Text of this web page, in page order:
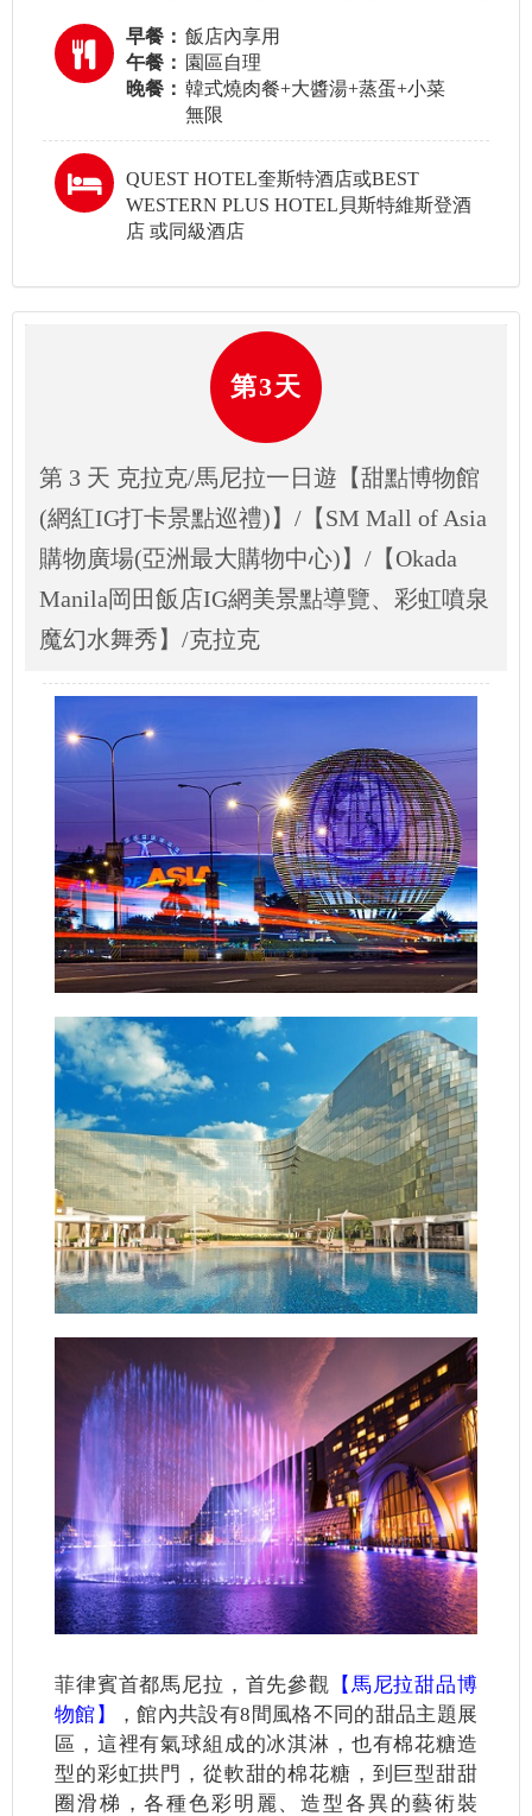
早餐： 飯店內享用
午餐： 園區自理
晚餐： 韓式燒肉餐+大醬湯+蒸蛋+小菜
無限
QUEST HOTEL奎斯特酒店或BEST
WESTERN PLUS HOTEL貝斯特維斯登酒
店 或同級酒店
第3天
第 3 天 克拉克/馬尼拉一日遊【甜點博物館
(網紅IG打卡景點巡禮)】/【SM Mall of Asia
購物廣場(亞洲最大購物中心)】/【Okada
Manila岡田飯店IG網美景點導覽、彩虹噴泉
魔幻水舞秀】/克拉克
菲律賓首都馬尼拉，首先參觀 【馬尼拉甜品博
物館】
，館內共設有8間風格不同的甜品主題展
區，這裡有氣球組成的冰淇淋，也有棉花糖造
型的彩虹拱門，從軟甜的棉花糖，到巨型甜甜
圈滑梯，各種色彩明麗、造型各異的藝術裝